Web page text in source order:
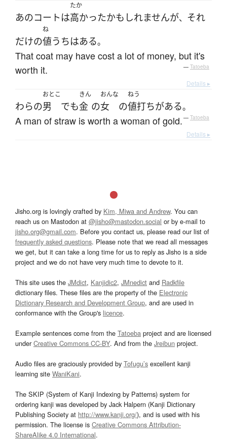
あのコート は
たか
高かったかもしれませんが、 それ
だけの
ね
値うちはある。
That coat may have cost a lot of money, but it's
worth it.
— Tatoeba
Details ▸
わらの
おとこ
男 でも
きん
金 の
おんな
女 の
ねう
値打ちがある。
A man of straw is worth a woman of gold. — Tatoeba
Details ▸
Jisho.org is lovingly crafted by Kim, Miwa and Andrew. You can
reach us on Mastodon at @jisho@mastodon.social or by e-mail to
jisho.org@gmail.com. Before you contact us, please read our list of
frequently asked questions. Please note that we read all messages
we get, but it can take a long time for us to reply as Jisho is a side
project and we do not have very much time to devote to it.
This site uses the JMdict, Kanjidic2, JMnedict and Radkfile
dictionary files. These files are the property of the Electronic
Dictionary Research and Development Group, and are used in
conformance with the Group's licence.
Example sentences come from the Tatoeba project and are licensed
underCreative Commons CC-BY. And from the Jreibun project.
Audio files are graciously provided by Tofugu’s excellent kanji
learning site WaniKani.
The SKIP (System of Kanji Indexing by Patterns) system for
ordering kanji was developed by Jack Halpern (Kanji Dictionary
Publishing Society at http://www.kanji.org/), and is used with his
permission. The license is Creative Commons Attribution-
ShareAlike 4.0 International.